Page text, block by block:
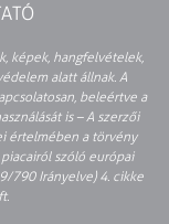
képek, hangfelvételek,
alatt állnak. A
beleértve a
is – A szerzői
értelmében a törvény
piacairól szóló európai
790 Irányelve) 4. cikke